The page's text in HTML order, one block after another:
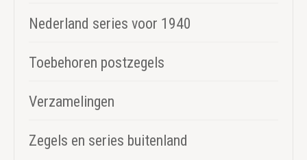
Nederland series voor 1940
Toebehoren postzegels
Verzamelingen
Zegels en series buitenland